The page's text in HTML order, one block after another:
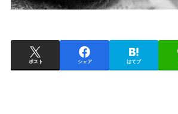
ポスト シェア はてブ